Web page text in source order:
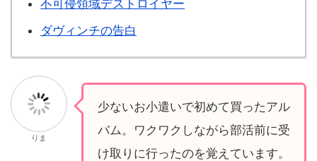
不可侵領域デストロイヤー
ダヴィンチの告白
りま
少ないお小遣いで初めて買ったアル
バム。ワクワクしながら部活前に受
け取りに行ったのを覚えています。